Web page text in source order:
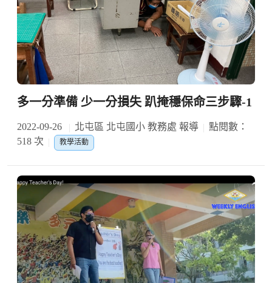
多一分準備 少一分損失 趴掩穩保命三步驟-1
2022-09-26 北屯區 北屯國小 教務處 報導
點閱數：
518 次
教學活動